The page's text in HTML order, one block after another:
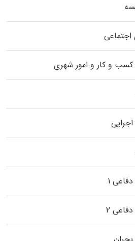
اجتماعی
و کار و امور شهری
۱
۲